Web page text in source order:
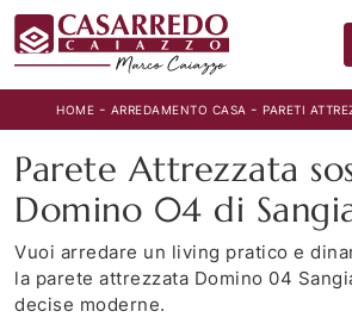
HOME - ARREDAMENTO CASA -PARETI
Parete Attrezzata
Domino 04 di
Vuoi arredare un living pratico e
la parete attrezzata Domino 04
decise moderne.